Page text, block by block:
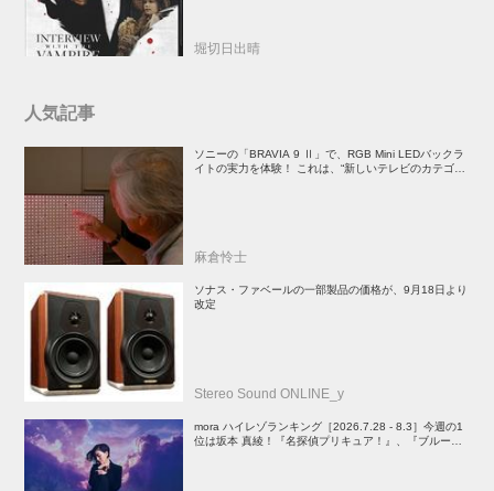
堀切日出晴
人気記事
ソニーの「BRAVIA 9 Ⅱ」で、RGB Mini LEDバックラ
イトの実力を体験！ これは、“新しいテレビのカテゴリ
麻倉怜士
ソナス・ファベールの一部製品の価格が、9月18日より
改定
Stereo Sound ONLINE_y
mora ハイレゾランキング［2026.7.28 - 8.3］今週の1
位は坂本 真綾！『名探偵プリキュア！』、『ブルーア